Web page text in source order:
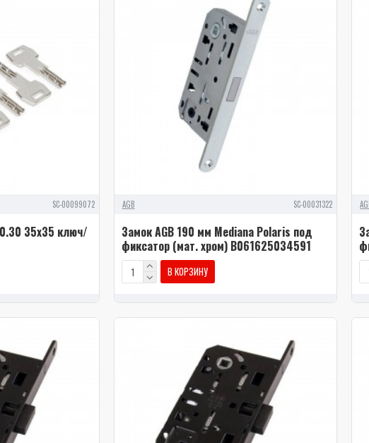
SC-00099072
35x35 ключ/
AGB SC-00031322
Замок AGB 190 мм Mediana Polaris под
фиксатор (мат. хром) В061625034591
В КОРЗИНУ